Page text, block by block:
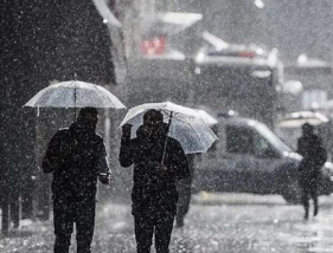
KADIN
SAĞLIK
SPOR
KÜLTÜR-SANAT